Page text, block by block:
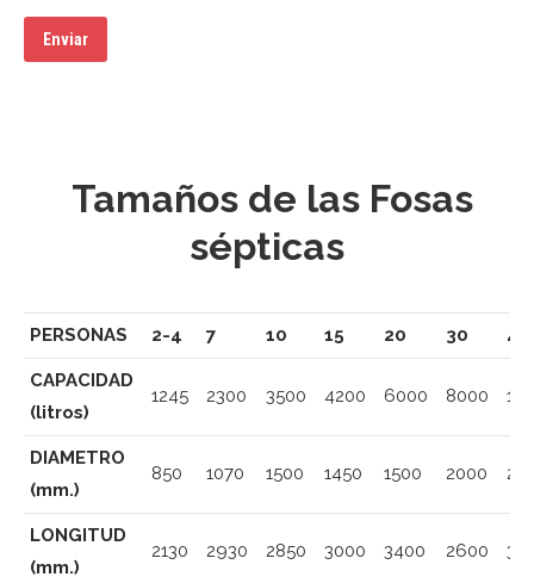
Tamaños de las Fosas
sépticas
PERSONAS 2-4 7 10 15 20 30 40
CAPACIDAD
(litros)
1245 2300 3500 4200 6000 8000
DIAMETRO
(mm.)
850 1070 1500 1450 1500 2000
LONGITUD
(mm.)
2130 2930 2850 3000 3400 2600